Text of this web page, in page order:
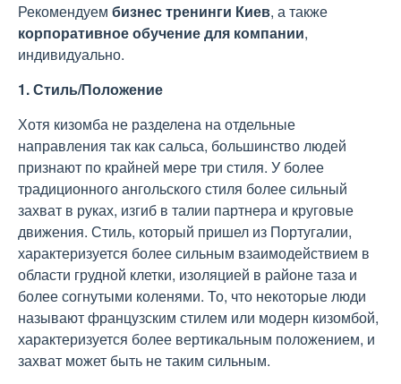
Рекомендуем бизнес тренинги Киев, а также
корпоративное обучение для компании,
индивидуально.
1. Стиль/Положение
Хотя кизомба не разделена на отдельные
направления так как сальса, большинство людей
признают по крайней мере три стиля. У более
традиционного ангольского стиля более сильный
захват в руках, изгиб в талии партнера и круговые
движения. Стиль, который пришел из Португалии,
характеризуется более сильным взаимодействием в
области грудной клетки, изоляцией в районе таза и
более согнутыми коленями. То, что некоторые люди
называют французским стилем или модерн кизомбой,
характеризуется более вертикальным положением, и
захват может быть не таким сильным.